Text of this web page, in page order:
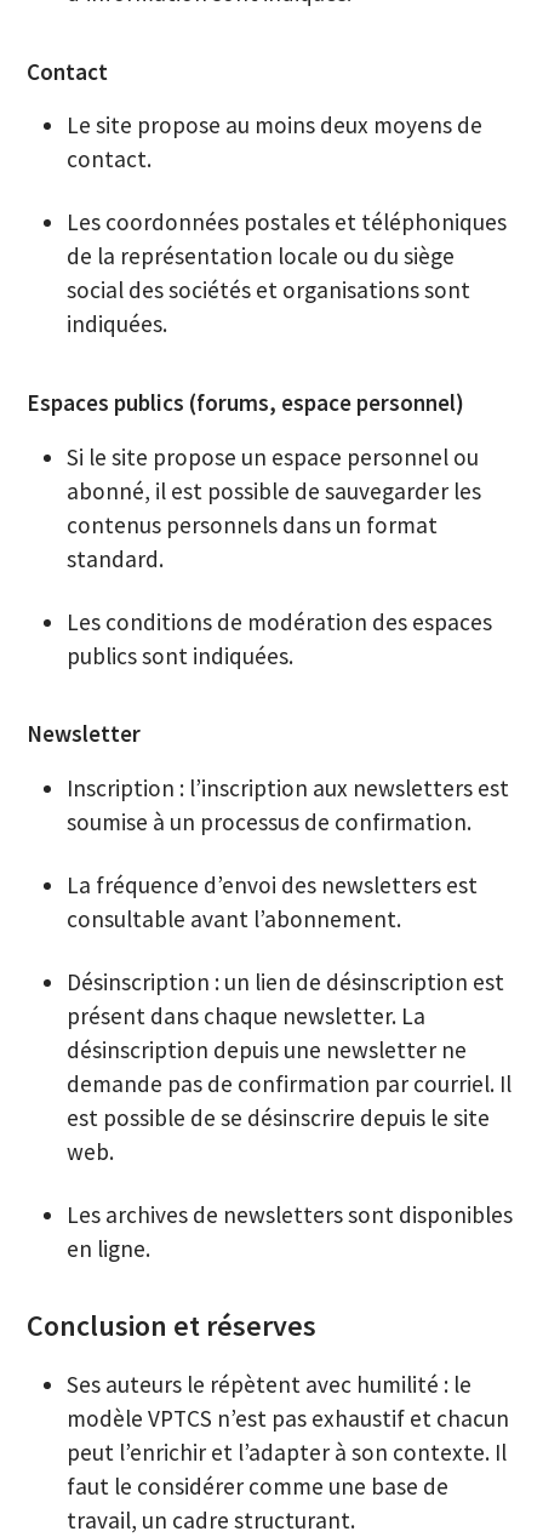
Contact
Le site propose au moins deux moyens de
contact.
Les coordonnées postales et téléphoniques
de la représentation locale ou du siège
social des sociétés et organisations sont
indiquées.
Espaces publics (forums, espace personnel)
Si le site propose un espace personnel ou
abonné, il est possible de sauvegarder les
contenus personnels dans un format
standard.
Les conditions de modération des espaces
publics sont indiquées.
Newsletter
Inscription : l’inscription aux newsletters est
soumise à un processus de confirmation.
La fréquence d’envoi des newsletters est
consultable avant l’abonnement.
Désinscription : un lien de désinscription est
présent dans chaque newsletter. La
désinscription depuis une newsletter ne
demande pas de confirmation par courriel. Il
est possible de se désinscrire depuis le site
web.
Les archives de newsletters sont disponibles
en ligne.
Conclusion et réserves
Ses auteurs le répètent avec humilité : le
modèle VPTCS n’est pas exhaustif et chacun
peut l’enrichir et l’adapter à son contexte. Il
faut le considérer comme une base de
travail, un cadre structurant.